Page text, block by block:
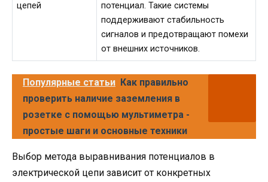
цепей
потенциал. Такие системы
поддерживают стабильность
сигналов и предотвращают помехи
от внешних источников.
Популярные статьи Как правильно
проверить наличие заземления в
розетке с помощью мультиметра -
простые шаги и основные техники
Выбор метода выравнивания потенциалов в
электрической цепи зависит от конкретных